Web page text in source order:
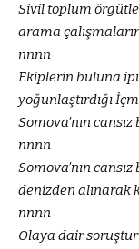
Sivil toplum
arama
nnnn
Ekiplerin buluna
yoğunlaştırdığı
Somova’nın
nnnn
Somova’nın
denizden alınarak
nnnn
Olaya dair